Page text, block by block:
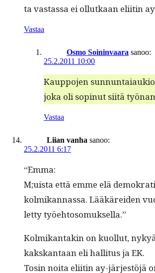
ta vas­tas­sa ei ollutkaan eli­itin
Vastaa
Osmo Soininvaara sanoo:
25.2.2011 10:00
Kaup­po­jen
joka oli sopin­ut siitä
Vastaa
Liian vanha sanoo:
25.2.2011 6:17
“Emma:
M;uista että emme elä
kolmikan­nas­sa. Lääkärei­den
let­ty työehtosomuksella.”
Kolmikan­takin on kuol­lut,
kak­skan­taan eli hal­li­tus ja EK.
Tosin noi­ta eli­itin ay-jär­jestöjä